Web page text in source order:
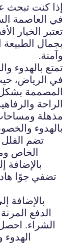
إذا كنت تبحث
في العاصمة
تعتبر الخيار
بجمال
وآمنة.
تمتع بالهدوء
في الرياض،
المصممة
الراحة
مذهلة
بالهدوء
تضم
الخاص
بالإضافة
تضفي جوًا
بالإضافة
الدفع
الشراء.